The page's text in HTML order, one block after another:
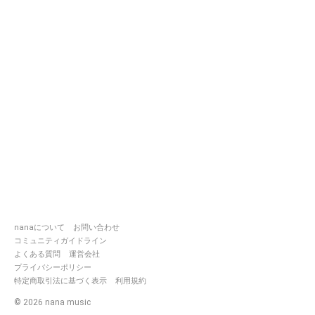
nanaについて
お問い合わせ
コミュニティガイドライン
よくある質問
運営会社
プライバシーポリシー
特定商取引法に基づく表示
利用規約
© 2026 nana music